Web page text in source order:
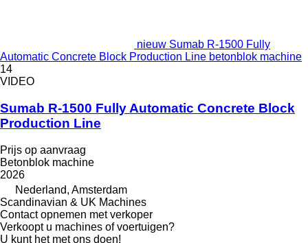
nieuw Sumab R-1500 Fully
Automatic Concrete Block Production Line betonblok machine
14
VIDEO
Sumab R-1500 Fully Automatic Concrete Block
Production Line
Prijs op aanvraag
Betonblok machine
2026
Nederland, Amsterdam
Scandinavian & UK Machines
Contact opnemen met verkoper
Verkoopt u machines of voertuigen?
U kunt het met ons doen!